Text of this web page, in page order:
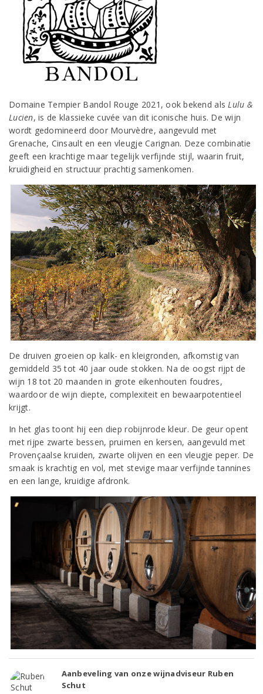
Domaine Tempier Bandol Rouge 2021, ook bekend alsLulu &
Lucien, is de klassieke cuvée van dit iconische huis. De wijn
wordt gedomineerd door Mourvèdre, aangevuld met
Grenache, Cinsault en een vleugje Carignan. Deze combinatie
geeft een krachtige maar tegelijk verfijnde stijl, waarin fruit,
kruidigheid en structuur prachtig samenkomen.
De druiven groeien op kalk- en kleigronden, afkomstig van
gemiddeld 35 tot 40 jaar oude stokken. Na de oogst rijpt de
wijn 18 tot 20 maanden in grote eikenhouten foudres,
waardoor de wijn diepte, complexiteit en bewaarpotentieel
krijgt.
In het glas toont hij een diep robijnrode kleur. De geur opent
met rijpe zwarte bessen, pruimen en kersen, aangevuld met
Provençaalse kruiden, zwarte olijven en een vleugje peper. De
smaak is krachtig en vol, met stevige maar verfijnde tannines
en een lange, kruidige afdronk.
Aanbeveling van onze wijnadviseur Ruben
Schut